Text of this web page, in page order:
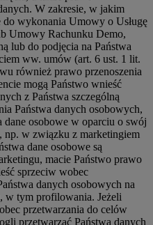
W zakresie, w jakim
do wykonania Umowy o Usługę
Umowy Rachunku Demo,
lub do podjęcia na Państwa
ww. umów (art. 6 ust. 1 lit.
również prawo przenoszenia
mogą Państwo wnieść
z Państwa szczególną
Państwa danych osobowych,
dane osobowe w oparciu o swój
np. w związku z marketingiem
dane osobowe są
macie Państwo prawo
sprzeciw wobec
danych osobowych na
w tym profilowania. Jeżeli
przetwarzania do celów
przetwarzać Państwa danych